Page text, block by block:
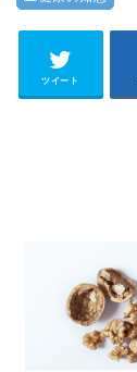
ツイート